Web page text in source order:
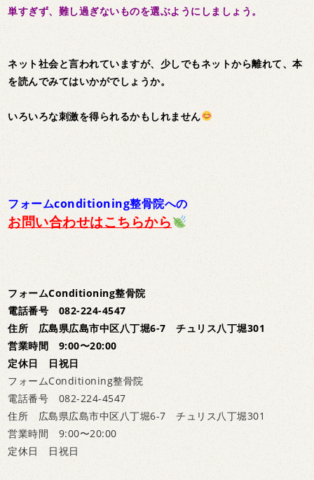
単すぎず、難し過ぎないものを選ぶようにしましょう。
ネット社会と言われていますが、少しでもネットから離れて、本
を読んでみてはいかがでしょうか。
いろいろな刺激を得られるかもしれません
フォームconditioning整骨院への
お問い合わせはこちらから
フォームConditioning整骨院
電話番号 082-224-4547
住所 広島県広島市中区八丁堀6-7 チュリス八丁堀301
営業時間 9:00〜20:00
定休日 日祝日
フォームConditioning整骨院
電話番号 082-224-4547
住所 広島県広島市中区八丁堀6-7 チュリス八丁堀301
営業時間 9:00〜20:00
定休日 日祝日